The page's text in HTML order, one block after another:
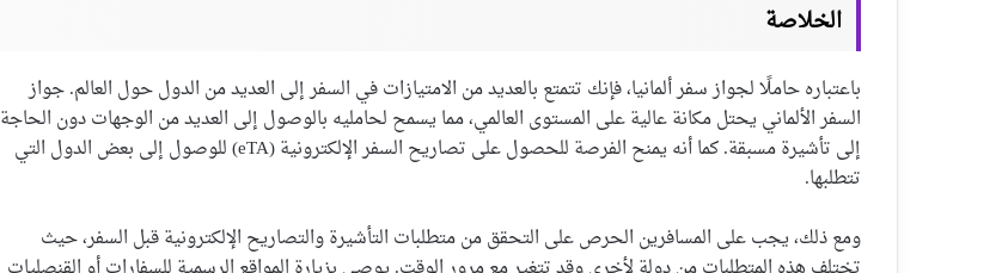
الخلاصة
باعتباره حاملًا لجواز سفر ألمانيا، فإنك تتمتع بالعديد من الامتيازات في السفر إلى العديد من الدول حول العالم. جواز
السفر الألماني يحتل مكانة عالية على المستوى العالمي، مما يسمح لحامليه بالوصول إلى العديد من الوجهات دون الحاجة
إلى تأشيرة مسبقة. كما أنه يمنح الفرصة للحصول على تصاريح السفر الإلكترونية (eTA) للوصول إلى بعض الدول التي
تتطلبها.
ومع ذلك، يجب على المسافرين الحرص على التحقق من متطلبات التأشيرة والتصاريح الإلكترونية قبل السفر، حيث